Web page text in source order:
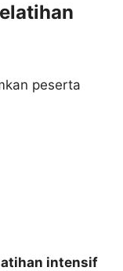
peserta
intensif